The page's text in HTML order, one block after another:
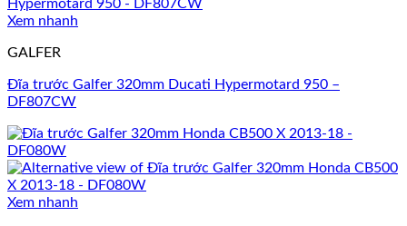
Xem nhanh
GALFER
Đĩa trước Galfer 320mm Ducati Hypermotard 950 –
DF807CW
Xem nhanh